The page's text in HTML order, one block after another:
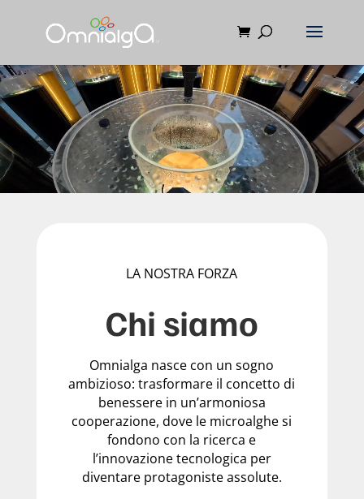
Video
Player
LA NOSTRA FORZA
Chi siamo
Omnialga nasce con un sogno
ambizioso: trasformare il concetto di
benessere in un’armoniosa
cooperazione, dove le microalghe si
fondono con la ricerca e
l’innovazione tecnologica per
diventare protagoniste assolute.